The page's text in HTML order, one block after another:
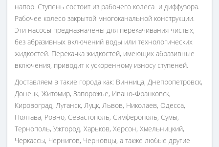
напор. Ступень состоит из рабочего колеса и диффузора.
Рабочее колесо закрытой многоканальной конструкции.
Эти насосы предназначены для перекачивания чистых,
без абразивных включений воды или технологических
жидкостей. Перекачка жидкостей, имеющих абразивные
включения, приводит к ускоренному износу ступеней.
Доставляем в такие города как: Винница, Днепропетровск,
Донецк, Житомир, Запорожье, Ивано-Франковск,
Кировоград, Луганск, Луцк, Львов, Николаев, Одесса,
Полтава, Ровно, Севастополь, Симферополь, Сумы,
Тернополь, Ужгород, Харьков, Херсон, Хмельницкий,
Черкассы, Чернигов, Черновцы, а также любые другие